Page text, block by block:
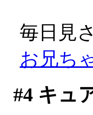
毎日見
お兄ち
#4キュ